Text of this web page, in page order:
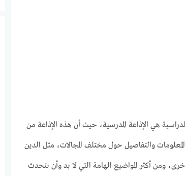
هي الإذاعة المدرسية، حيث أن هذه الإذاعة من
والتفاصيل حول مختلف المجالات، مثل الدين
ومن أكثر المواضيع الهامة التي لا بد وأن نتحدث